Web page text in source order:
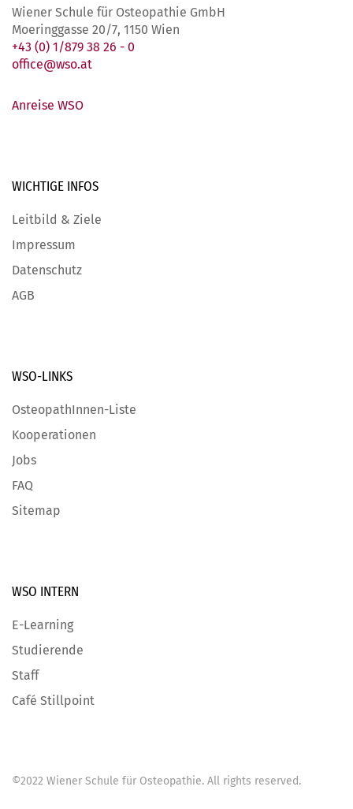
Wiener Schule für Osteopathie GmbH
Moeringgasse 20/7, 1150 Wien
+43 (0) 1/879 38 26 - 0
office@wso.at
Anreise WSO
WICHTIGE INFOS
Leitbild & Ziele
Impressum
Datenschutz
AGB
WSO-LINKS
OsteopathInnen-Liste
Kooperationen
Jobs
FAQ
Sitemap
WSO INTERN
E-Learning
Studierende
Staff
Café Stillpoint
©2022 Wiener Schule für Osteopathie. All rights reserved.